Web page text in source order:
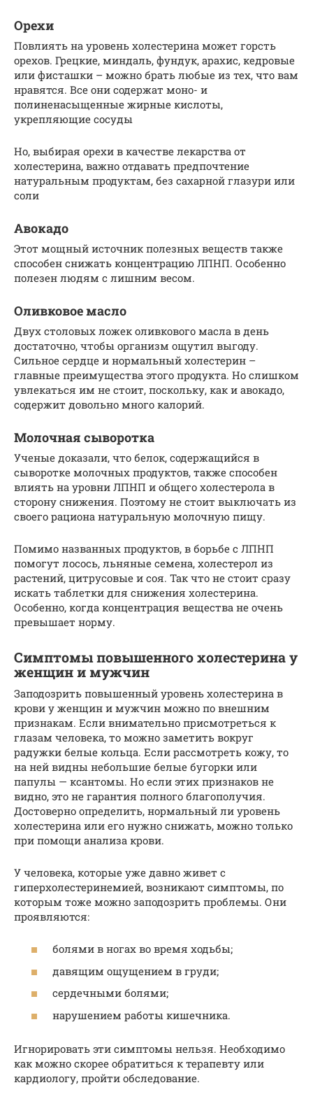
Орехи
Повлиять на уровень холестерина может горсть
орехов. Грецкие, миндаль, фундук, арахис, кедровые
или фисташки – можно брать любые из тех, что вам
нравятся. Все они содержат моно- и
полиненасыщенные жирные кислоты,
укрепляющие сосуды
Но, выбирая орехи в качестве лекарства от
холестерина, важно отдавать предпочтение
натуральным продуктам, без сахарной глазури или
соли
Авокадо
Этот мощный источник полезных веществ также
способен снижать концентрацию ЛПНП. Особенно
полезен людям с лишним весом.
Оливковое масло
Двух столовых ложек оливкового масла в день
достаточно, чтобы организм ощутил выгоду.
Сильное сердце и нормальный холестерин –
главные преимущества этого продукта. Но слишком
увлекаться им не стоит, поскольку, как и авокадо,
содержит довольно много калорий.
Молочная сыворотка
Ученые доказали, что белок, содержащийся в
сыворотке молочных продуктов, также способен
влиять на уровни ЛПНП и общего холестерола в
сторону снижения. Поэтому не стоит выключать из
своего рациона натуральную молочную пищу.
Помимо названных продуктов, в борьбе с ЛПНП
помогут лосось, льняные семена, холестерол из
растений, цитрусовые и соя. Так что не стоит сразу
искать таблетки для снижения холестерина.
Особенно, когда концентрация вещества не очень
превышает норму.
Симптомы повышенного холестерина у
женщин и мужчин
Заподозрить повышенный уровень холестерина в
крови у женщин и мужчин можно по внешним
признакам. Если внимательно присмотреться к
глазам человека, то можно заметить вокруг
радужки белые кольца. Если рассмотреть кожу, то
на ней видны небольшие белые бугорки или
папулы — ксантомы. Но если этих признаков не
видно, это не гарантия полного благополучия.
Достоверно определить, нормальный ли уровень
холестерина или его нужно снижать, можно только
при помощи анализа крови.
У человека, которые уже давно живет с
гиперхолестеринемией, возникают симптомы, по
которым тоже можно заподозрить проблемы. Они
проявляются:
болями в ногах во время ходьбы;
давящим ощущением в груди;
сердечными болями;
нарушением работы кишечника.
Игнорировать эти симптомы нельзя. Необходимо
как можно скорее обратиться к терапевту или
кардиологу, пройти обследование.